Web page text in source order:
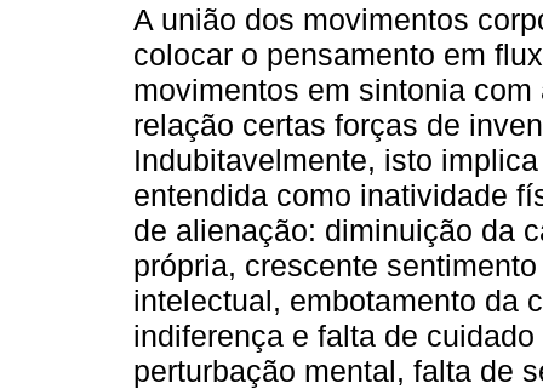
A união dos movimentos
colocar o pensamento em
movimentos em sintonia
relação certas forças de
Indubitavelmente, isto
entendida como inatividade
de alienação: diminuição da
própria, crescente
intelectual, embotamento da
indiferença e falta de
perturbação mental, falta de